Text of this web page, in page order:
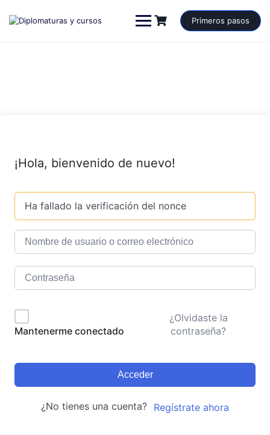
contenido
Primeros pasos
¡Hola, bienvenido de nuevo!
Ha fallado la verificación del nonce
Mantenerme conectado
¿Olvidaste la
contraseña?
Acceder
¿No tienes una cuenta? Regístrate ahora